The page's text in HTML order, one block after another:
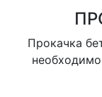
Прокачка